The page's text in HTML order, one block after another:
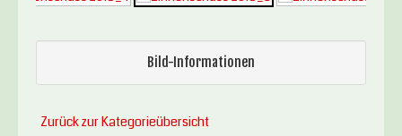
Bild-Informationen
Zurück zur Kategorieübersicht